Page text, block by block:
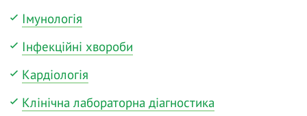
Імунологія
Інфекційні хвороби
Кардіологія
Клінічна лабораторна діагностика